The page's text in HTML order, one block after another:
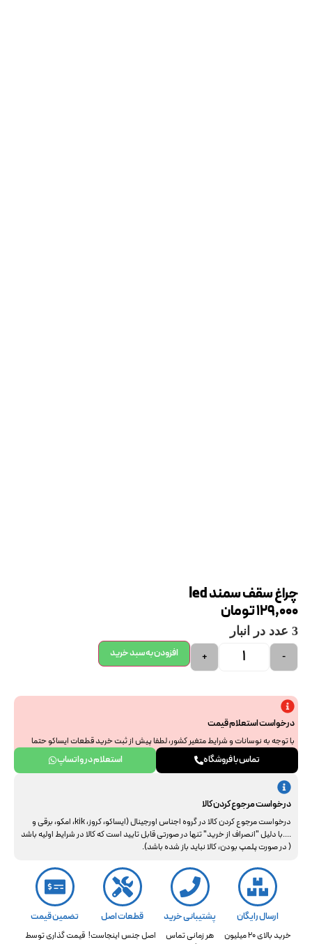
چراغ سقف سمند led
129,000تومان
3 عدد در انبار
-
+ افزودن به سبد خرید
درخواست استعلام قیمت
با توجه به نوسانات و شرایط متغیر کشور، لطفا پیش از ثبت خرید قطعات ایساکو حتما
جهت استعلام نهایی با ما هماهنگ فرمایید. از همراهی و درک شما سپاسگزاریم.
تماس با فروشگاه استعلام در واتساپ
درخواست مرجوع کردن کالا
درخواست مرجوع کردن کالا در گروه اجناس اورجینال (ایساکو، کروز، kik، امکو، برقی و
....با دلیل "انصراف از خرید" تنها در صورتی قابل تایید است که کالا در شرایط اولیه باشد
( در صورت پلمپ بودن، کالا نباید باز شده باشد).
ارسال رایگان
خرید بالای 20 میلیون
پشتیبانی خرید
هر زمانی تماس
قطعات اصل
اصل جنس اینجاست!
تضمین قیمت
قیمت گذاری توسط